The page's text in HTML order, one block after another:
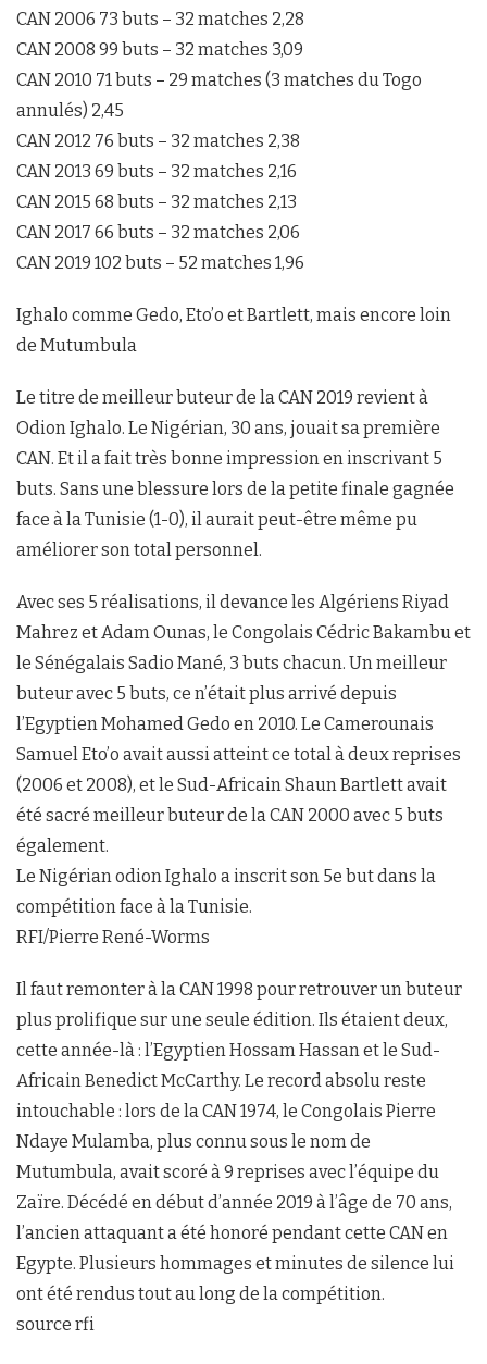
CAN 2006 73 buts – 32 matches 2,28
CAN 2008 99 buts – 32 matches 3,09
CAN 2010 71 buts – 29 matches (3 matches du Togo
annulés) 2,45
CAN 2012 76 buts – 32 matches 2,38
CAN 2013 69 buts – 32 matches 2,16
CAN 2015 68 buts – 32 matches 2,13
CAN 2017 66 buts – 32 matches 2,06
CAN 2019 102 buts – 52 matches 1,96
Ighalo comme Gedo, Eto’o et Bartlett, mais encore loin
de Mutumbula
Le titre de meilleur buteur de la CAN 2019 revient à
Odion Ighalo. Le Nigérian, 30 ans, jouait sa première
CAN. Et il a fait très bonne impression en inscrivant 5
buts. Sans une blessure lors de la petite finale gagnée
face à la Tunisie (1-0), il aurait peut-être même pu
améliorer son total personnel.
Avec ses 5 réalisations, il devance les Algériens Riyad
Mahrez et Adam Ounas, le Congolais Cédric Bakambu et
le Sénégalais Sadio Mané, 3 buts chacun. Un meilleur
buteur avec 5 buts, ce n’était plus arrivé depuis
l’Egyptien Mohamed Gedo en 2010. Le Camerounais
Samuel Eto’o avait aussi atteint ce total à deux reprises
(2006 et 2008), et le Sud-Africain Shaun Bartlett avait
été sacré meilleur buteur de la CAN 2000 avec 5 buts
également.
Le Nigérian odion Ighalo a inscrit son 5e but dans la
compétition face à la Tunisie.
RFI/Pierre René-Worms
Il faut remonter à la CAN 1998 pour retrouver un buteur
plus prolifique sur une seule édition. Ils étaient deux,
cette année-là : l’Egyptien Hossam Hassan et le Sud-
Africain Benedict McCarthy. Le record absolu reste
intouchable : lors de la CAN 1974, le Congolais Pierre
Ndaye Mulamba, plus connu sous le nom de
Mutumbula, avait scoré à 9 reprises avec l’équipe du
Zaïre. Décédé en début d’année 2019 à l’âge de 70 ans,
l’ancien attaquant a été honoré pendant cette CAN en
Egypte. Plusieurs hommages et minutes de silence lui
ont été rendus tout au long de la compétition.
source rfi